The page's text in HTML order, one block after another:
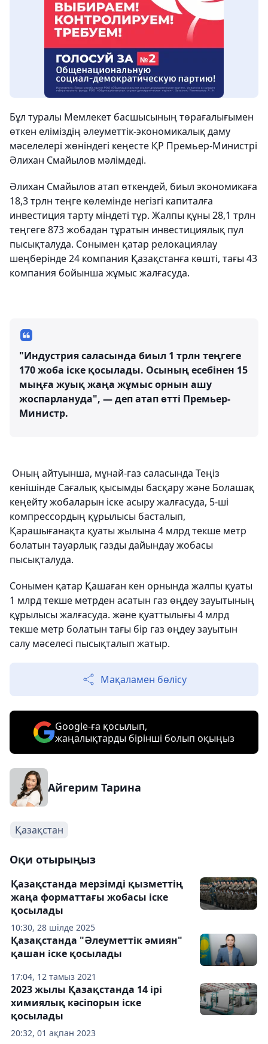
Бұл туралы Мемлекет басшысының төрағалығымен
өткен еліміздің әлеуметтік-экономикалық даму
мәселелері жөніндегі кеңесте ҚР Премьер-Министрі
Әлихан Смайылов мәлімдеді.
Әлихан Смайылов атап өткендей, биыл экономикаға
18,3 трлн теңге көлемінде негізгі капиталға
инвестиция тарту міндеті тұр. Жалпы құны 28,1 трлн
теңгеге 873 жобадан тұратын инвестициялық пул
пысықталуда. Сонымен қатар релокациялау
шеңберінде 24 компания Қазақстанға көшті, тағы 43
компания бойынша жұмыс жалғасуда.
"Индустрия саласында биыл 1 трлн теңгеге
170 жоба іске қосылады. Осының есебінен 15
мыңға жуық жаңа жұмыс орнын ашу
жоспарлануда", — деп атап өтті Премьер-
Министр.
Оның айтуынша, мұнай-газ саласында Теңіз
кенішінде Сағалық қысымды басқару және Болашақ
кеңейту жобаларын іске асыру жалғасуда, 5-ші
компрессордың құрылысы басталып,
Қарашығанақта қуаты жылына 4 млрд текше метр
болатын тауарлық газды дайындау жобасы
пысықталуда.
Сонымен қатар Қашаған кен орнында жалпы қуаты
1 млрд текше метрден асатын газ өңдеу зауытының
құрылысы жалғасуда. және қуаттылығы 4 млрд
текше метр болатын тағы бір газ өңдеу зауытын
салу мәселесі пысықталып жатыр.
Мақаламен бөлісу
Google-ға қосылып,
жаңалықтарды бірінші болып оқыңыз
Айгерим Тарина
Қазақстан
Оқи отырыңыз
10:30, 28 шілде 2025
Қазақстанда мерзімді қызметтің
жаңа форматтағы жобасы іске
қосылады
17:04, 12 тамыз 2021
Қазақстанда "Әлеуметтік әмиян"
қашан іске қосылады
20:32, 01 ақпан 2023
2023 жылы Қазақстанда 14 ірі
химиялық кәсіпорын іске
қосылады